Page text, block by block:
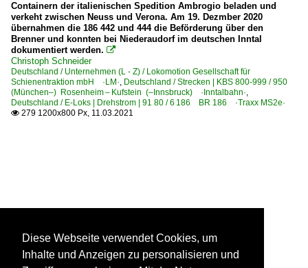
Containern der italienischen Spedition Ambrogio beladen und
verkeht zwischen Neuss und Verona. Am 19. Dezmber 2020
übernahmen die 186 442 und 444 die Beförderung über den
Brenner und konnten bei Niederaudorf im deutschen Inntal
dokumentiert werden. 
Christoph Schneider
Deutschland / Unternehmen (L - Z) / Lokomotion Gesellschaft für
Schienentraktion mbH ·LM·, Deutschland / Strecken | KBS 800-999 / 950
(München–) Rosenheim – Kufstein (–Innsbruck) ·Inntalbahn·,
Deutschland / E-Loks | Drehstrom | 91 80 / 6 186 BR 186 ·Traxx MS2e·
 279 1200x800 Px, 11.03.2021
Diese Webseite verwendet Cookies, um
Inhalte und Anzeigen zu personalisieren und